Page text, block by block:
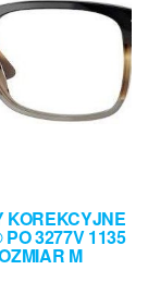
KOREKCYJNE
3277V 1135
M